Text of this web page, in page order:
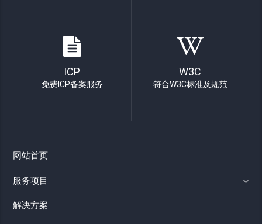
ICP
免费ICP备案服务
W3C
符合W3C标准及规范
网站首页
服务项目
解决方案